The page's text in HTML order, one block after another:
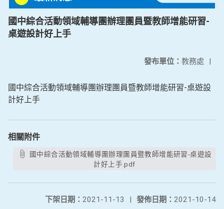
國中綜合活動領域輔導團辦理團員暨教師增能研習-
桌遊設計好上手
發布單位： 教務處 |
國中綜合活動領域輔導團辦理團員暨教師增能研習-桌遊設
計好上手
相關附件
計好上手.pdf
發佈日期： 2021-10-14
下架日期： 2021-11-13
|